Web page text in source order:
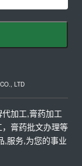
LTD
加工,膏药加工
膏药批文办理等
,服务,为您的事业